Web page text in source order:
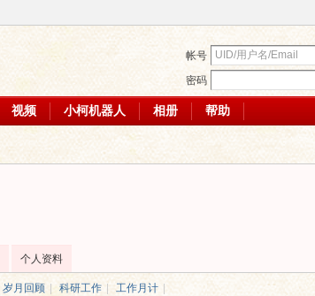
帐号
密码
视频 小柯机器人 相册 帮助
个人资料
岁月回顾 科研工作 工作月计